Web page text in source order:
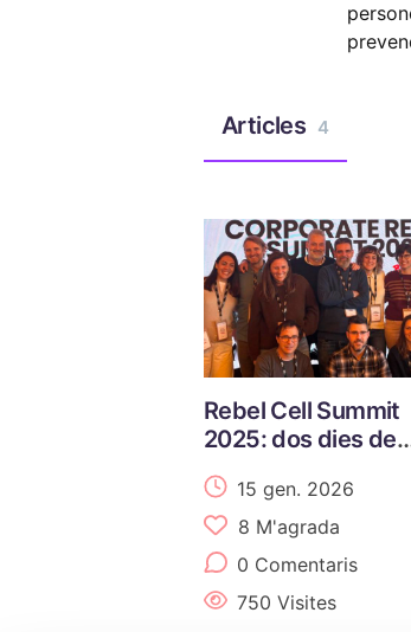
Articles 4
Rebel Cell Summit
2025: dos dies de
rebel·lia
15 gen. 2026
8 M'agrada
0 Comentaris
750 Visites